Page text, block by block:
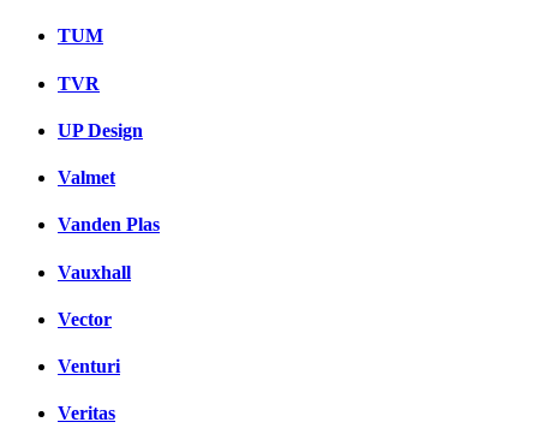
TUM
TVR
UP Design
Valmet
Vanden Plas
Vauxhall
Vector
Venturi
Veritas